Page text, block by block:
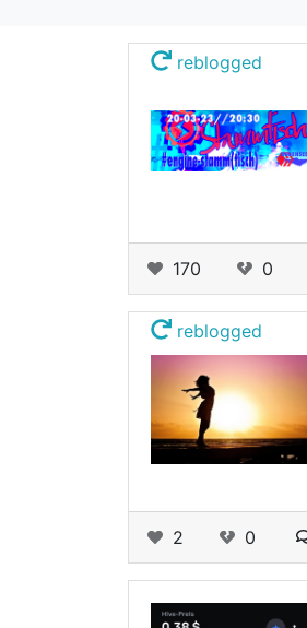
reblogged
170 0
reblogged
2 0